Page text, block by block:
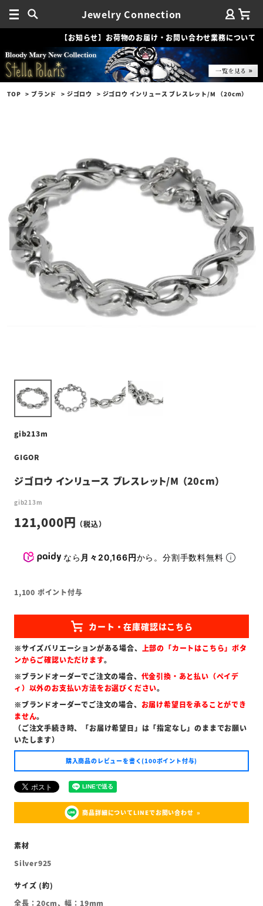
Jewelry Connection
【お知らせ】お荷物のお届け・お問い合わせ業務について
TOP ブランド ジゴロウ ジゴロウ インリュース ブレスレット/M （20cm）
gib213m
GIGOR
ジゴロウ インリュース ブレスレット/M （20cm）
gib213m
121,000
なら 月々20,166円から。分割手数料無料
1,100 ポイント付与
※サイズバリエーションがある場合、 上部の「カートはこちら」ボタ
ンからご確認いただけます。
※ブランドオーダーでご注文の場合、 代金引換・あと払い（ペイデ
ィ）以外のお支払い方法をお選びください。
※ブランドオーダーでご注文の場合、 お届け希望日を承ることができ
ません。
（ご注文手続き時、「お届け希望日」は「指定なし」のままでお願い
いたします）
購入商品のレビューを書く(100ポイント付与)
商品詳細についてLINEでお問い合わせ
Silver925
全長：20cm、幅：19mm